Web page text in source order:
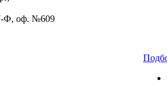
Ф, оф. №609